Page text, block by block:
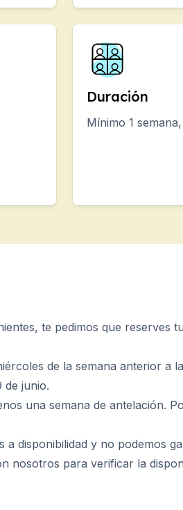
Duración
Mínimo 1
te pedimos que reserves
de la semana anterior a
de junio.
una semana de antelación.
disponibilidad y no podemos
para verificar la